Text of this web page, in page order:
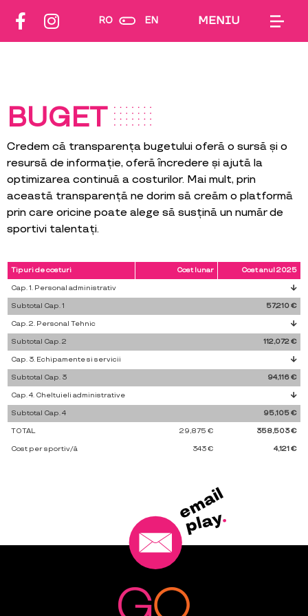
RO EN MENIU
BUGET
Credem că transparența bugetului oferă o sursă și o
resursă de informație, oferă încredere și ajută la
optimizarea continuă a costurilor. Mai mult, prin
această transparență ne dorim să creăm o platformă
prin care oricine poate alege să susțină un număr de
sportivi talentați.
Tipuri de costuri Cost lunar Cost anul 2025
Cap. 1. Personal administrativ
Subtotal Cap. 1 57,210 €
Cap. 2. Personal Tehnic
Subtotal Cap. 2 112,072 €
Cap. 3. Echipamente si servicii
Subtotal Cap. 3 94,116 €
Cap. 4. Cheltuieli administrative
Subtotal Cap. 4 95,105 €
TOTAL 29,875 € 358,503 €
Cost per sportiv/ă 343 € 4,121 €
play
.
e
ma
i
l